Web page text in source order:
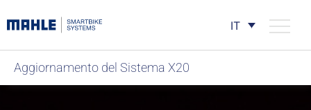
IT
Aggiornamento del Sistema X20